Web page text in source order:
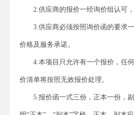
2.供应商的报价一经询价组认可
3.供应商必须按照询价函的要求
价格及服务承诺。
4.本项目只允许有一个报价，任
价清单将按照无效报价处理。
5.报价函一式三份，正本一份，